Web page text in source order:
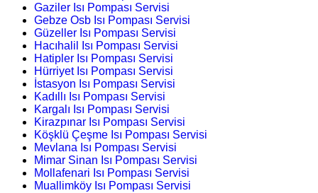
Gaziler Isı Pompası Servisi
Gebze Osb Isı Pompası Servisi
Güzeller Isı Pompası Servisi
Hacıhalil Isı Pompası Servisi
Hatipler Isı Pompası Servisi
Hürriyet Isı Pompası Servisi
İstasyon Isı Pompası Servisi
Kadıllı Isı Pompası Servisi
Kargalı Isı Pompası Servisi
Kirazpınar Isı Pompası Servisi
Köşklü Çeşme Isı Pompası Servisi
Mevlana Isı Pompası Servisi
Mimar Sinan Isı Pompası Servisi
Mollafenari Isı Pompası Servisi
Muallimköy Isı Pompası Servisi